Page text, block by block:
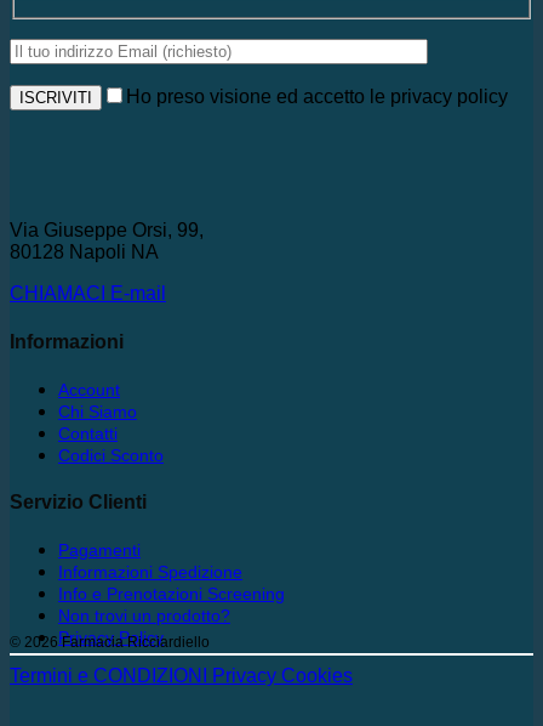
Ho preso visione ed accetto le privacy policy
Via Giuseppe Orsi, 99,
80128 Napoli NA
CHIAMACI
E-mail
Informazioni
Account
Chi Siamo
Contatti
Codici Sconto
Servizio Clienti
Pagamenti
Informazioni Spedizione
Info e Prenotazioni Screening
Non trovi un prodotto?
Privacy Policy
© 2026 Farmacia Ricciardiello
Termini e CONDIZIONI Privacy Cookies